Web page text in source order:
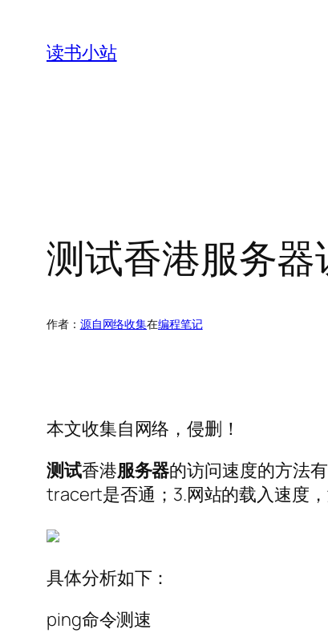
读书小站
测试香港服务
作者： 源自网络收集在编程笔记
本文收集自网络，侵删！
测试香港服务器的访问速度的方法
tracert是否通；3.网站的载入速度
具体分析如下：
ping命令测速